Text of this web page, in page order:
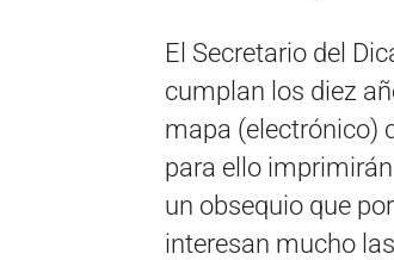
El Secretario del
cumplan los diez
mapa (electrónico)
para ello
un obsequio que
interesan mucho